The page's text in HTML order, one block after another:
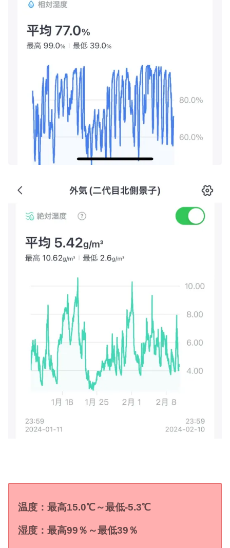
温度：最高15.0℃～最低-5.3℃
湿度：最高99％～最低39％